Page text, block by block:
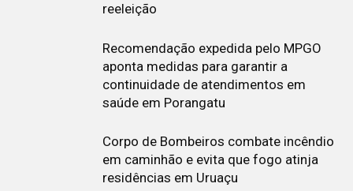
reeleição
Recomendação expedida pelo MPGO
aponta medidas para garantir a
continuidade de atendimentos em
saúde em Porangatu
Corpo de Bombeiros combate incêndio
em caminhão e evita que fogo atinja
residências em Uruaçu